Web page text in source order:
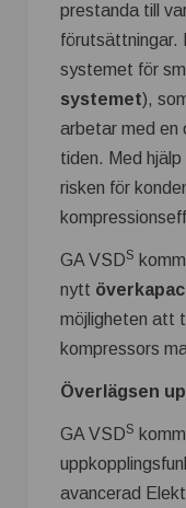
prestanda till
förutsättningar.
systemet för
systemet),
arbetar med en
tiden. Med
risken för
GA VSDS
nytt
möjligheten att
kompressors
Överlägsen
GA VSDS
avancerad